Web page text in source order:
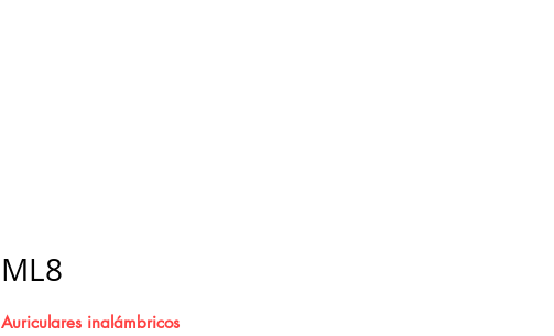
ML8
Auriculares inalámbricos